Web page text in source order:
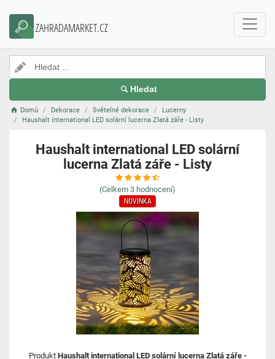
ZAHRADAMARKET.CZ
Hledat
Domů Dekorace Světelné dekorace
Lucerny
Haushalt international LED solární lucerna Zlatá záře - Listy
Haushalt international LED solární
lucerna Zlatá záře - Listy
(Celkem 3 hodnocení)
NOVINKA
Produkt Haushalt international LED solární lucerna Zlatá záře -